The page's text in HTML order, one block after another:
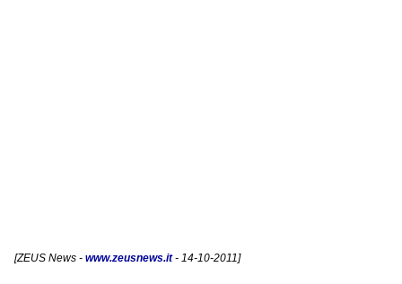
[ZEUS News - www.zeusnews.it- 14-10-2011]